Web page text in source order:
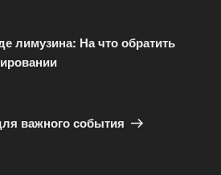
лимузина: На что обратить
важного события